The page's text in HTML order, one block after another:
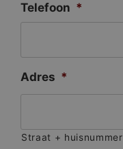
Telefoon *
Adres *
Straat + huisnummer